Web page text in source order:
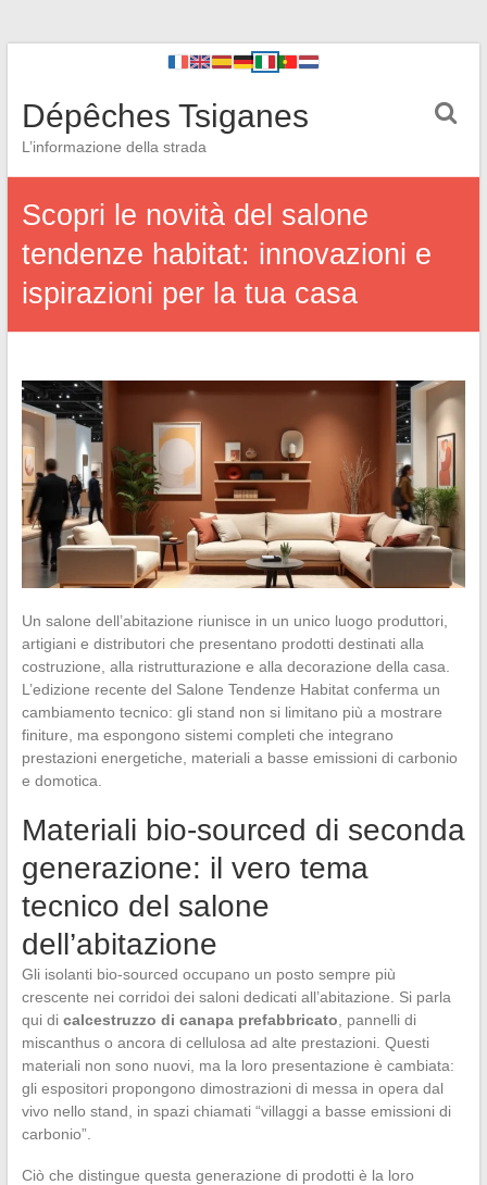
Dépêches Tsiganes
L’informazione della strada
Scopri le novità del salone
tendenze habitat: innovazioni e
ispirazioni per la tua casa
Un salone dell’abitazione riunisce in un unico luogo produttori,
artigiani e distributori che presentano prodotti destinati alla
costruzione, alla ristrutturazione e alla decorazione della casa.
L’edizione recente del Salone Tendenze Habitat conferma un
cambiamento tecnico: gli stand non si limitano più a mostrare
finiture, ma espongono sistemi completi che integrano
prestazioni energetiche, materiali a basse emissioni di carbonio
e domotica.
Materiali bio-sourced di seconda
generazione: il vero tema
tecnico del salone
dell’abitazione
Gli isolanti bio-sourced occupano un posto sempre più
crescente nei corridoi dei saloni dedicati all’abitazione. Si parla
qui di calcestruzzo di canapa prefabbricato , pannelli di
miscanthus o ancora di cellulosa ad alte prestazioni. Questi
materiali non sono nuovi, ma la loro presentazione è cambiata:
gli espositori propongono dimostrazioni di messa in opera dal
vivo nello stand, in spazi chiamati “villaggi a basse emissioni di
carbonio”.
Ciò che distingue questa generazione di prodotti è la loro